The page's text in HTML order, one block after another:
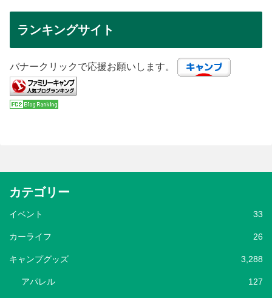
ランキングサイト
バナークリックで応援お願いします。
カテゴリー
イベント 33
カーライフ 26
キャンプグッズ 3,288
アパレル 127